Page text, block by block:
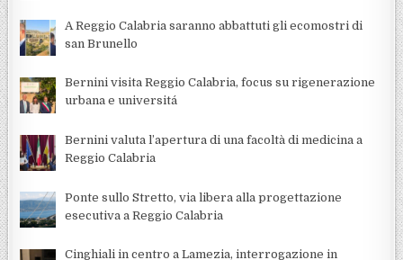
A Reggio Calabria saranno abbattuti gli ecomostri di
san Brunello
Bernini visita Reggio Calabria, focus su rigenerazione
urbana e universitá
Bernini valuta l’apertura di una facoltà di medicina a
Reggio Calabria
Ponte sullo Stretto, via libera alla progettazione
esecutiva a Reggio Calabria
Cinghiali in centro a Lamezia, interrogazione in